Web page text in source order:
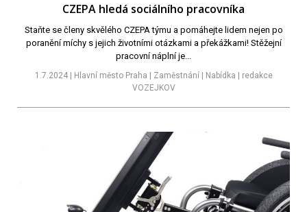
CZEPA hledá sociálního pracovníka
Staňte se členy skvělého CZEPA týmu a pomáhejte lidem nejen po
poranění míchy s jejich životními otázkami a překážkami! Stěžejní
pracovní náplní je...
1.7.2024 | Hlavní město Praha | Zaměstnání | Nabídka | redakce
VOZEJKOV